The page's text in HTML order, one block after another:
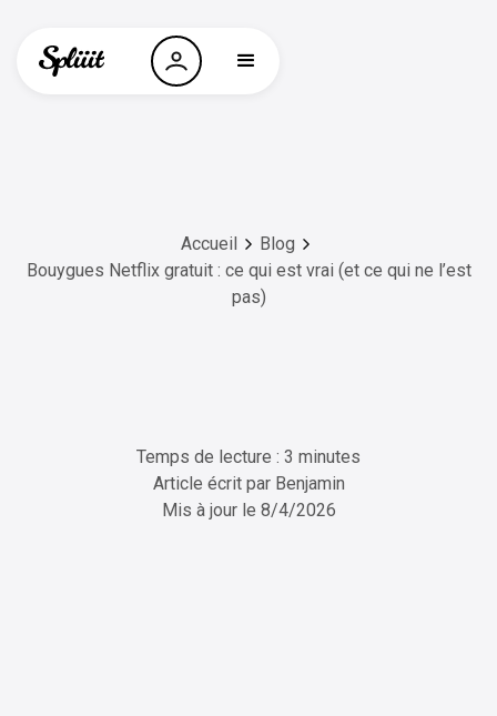
Accueil
Blog
Bouygues Netflix gratuit : ce qui est vrai (et ce qui ne l’est
pas)
Temps de lecture : 3 minutes
Article écrit par Benjamin
Mis à jour le 8/4/2026